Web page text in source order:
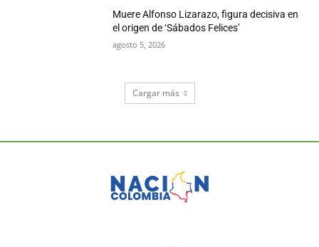
Muere Alfonso Lizarazo, figura decisiva en
el origen de ‘Sábados Felices’
agosto 5, 2026
Cargar más